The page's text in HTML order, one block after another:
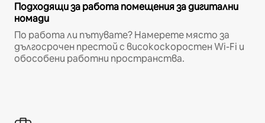
Подходящи за работа помещения за дигитални
номади
По работа ли пътувате? Намерете място за
дългосрочен престой с високоскоростен Wi-Fi и
обособени работни пространства.